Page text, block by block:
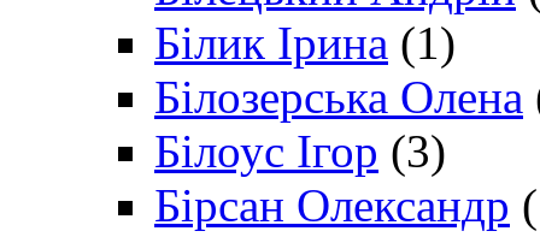
Білик Ірина (1)
Білозерська Олена
Білоус Ігор (3)
Бірсан Олександр